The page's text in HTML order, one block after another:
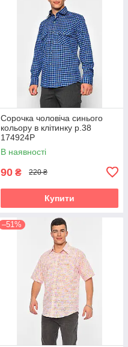
Сорочка чоловіча синього
кольору в клітинку р.38
174924P
В наявності
90 ₴ 220 ₴
Купити
–51%